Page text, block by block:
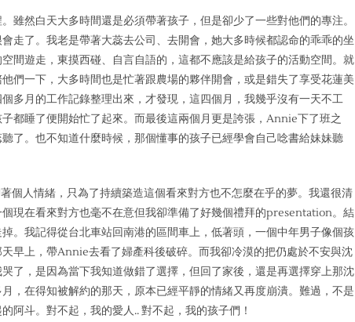
雖然白天大多時間還是必須帶著孩子，但是卻少了一些對他們的專注。
走了。我老是帶著大蕊去公司、去開會，她大多時候都認命的乖乖的坐
間遊走，東摸西碰、自言自語的，這都不應該是給孩子的活動空間。就
們一下，大多時間也是忙著跟農場的夥伴開會，或是錯失了享受花蓮美
多月的工作記錄整理出來 ，才發現，這四個月，我幾乎沒有一天不工
都睡了便開始忙了起來。而最後這兩個月更是誇張，Annie下了班之
了。也不知道什麼時候，那個懂事的孩子已經學會自己唸書給妹妹聽
個人情緒，只為了持續築造這個看來對方也不怎麼在乎的夢。我還很清
現在看來對方也毫不在意但我卻準備了好幾個禮拜的presentation。結
。我記得從台北車站回南港的區間車上，低著頭，一個中年男子像個孩
早上，帶Annie去看了婦產科後破碎。而我卻冷漠的把仍處於不安與沈
了，是因為當下我知道做錯了選擇，但回了家後 ，還是再選擇穿上那沈
，在得知被解約的那天，原本已經平靜的情緒又再度崩潰。難過，不是
阿斗。對不起，我的愛人.. 對不起，我的孩子們！